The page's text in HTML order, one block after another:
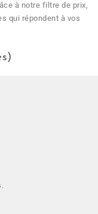
à notre filtre de prix,
qui répondent à vos